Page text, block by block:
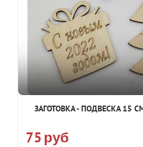
ЗАГОТОВКА - ПОДВЕСКА 15
75 руб